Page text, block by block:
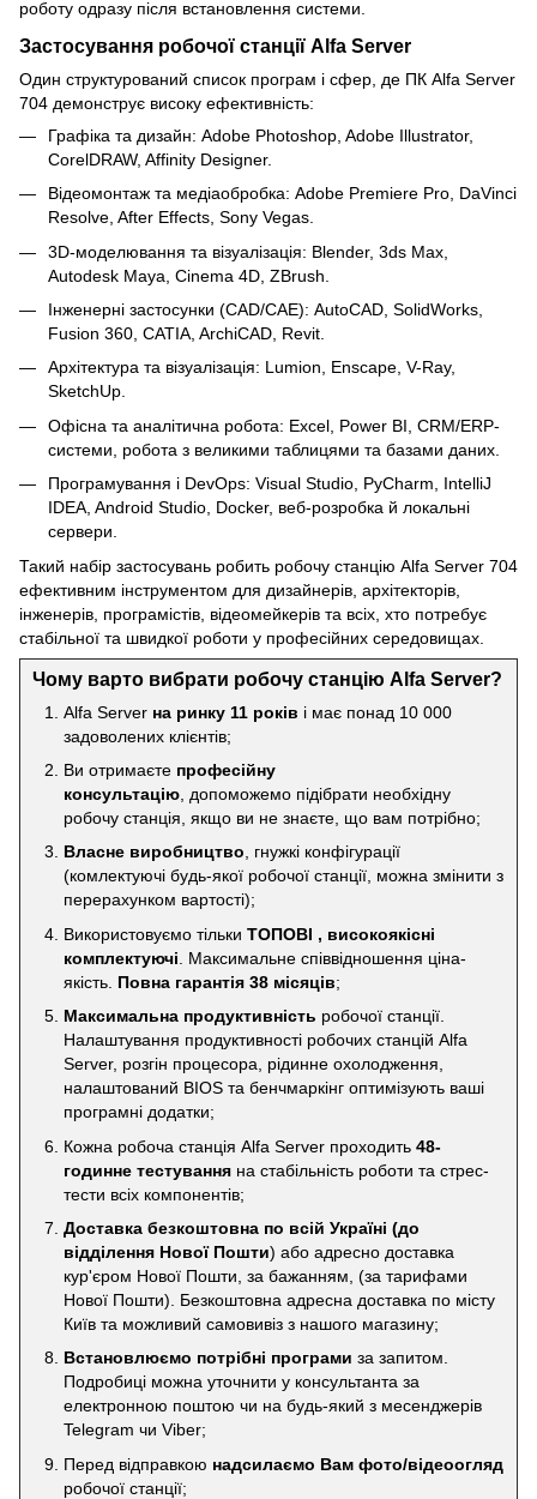
роботу одразу після встановлення системи.
Застосування робочої станції Alfa Server
Один структурований список програм і сфер, де ПК Alfa Server
704 демонструє високу ефективність:
Графіка та дизайн: Adobe Photoshop, Adobe Illustrator,
CorelDRAW, Affinity Designer.
Відеомонтаж та медіаобробка: Adobe Premiere Pro, DaVinci
Resolve, After Effects, Sony Vegas.
3D-моделювання та візуалізація: Blender, 3ds Max,
Autodesk Maya, Cinema 4D, ZBrush.
Інженерні застосунки (CAD/CAE): AutoCAD, SolidWorks,
Fusion 360, CATIA, ArchiCAD, Revit.
Архітектура та візуалізація: Lumion, Enscape, V-Ray,
SketchUp.
Офісна та аналітична робота: Excel, Power BI, CRM/ERP-
системи, робота з великими таблицями та базами даних.
Програмування і DevOps: Visual Studio, PyCharm, IntelliJ
IDEA, Android Studio, Docker, веб-розробка й локальні
сервери.
Такий набір застосувань робить робочу станцію Alfa Server 704
ефективним інструментом для дизайнерів, архітекторів,
інженерів, програмістів, відеомейкерів та всіх, хто потребує
стабільної та швидкої роботи у професійних середовищах.
Чому варто вибрати робочу станцію Alfa Server?
Alfa Server на ринку 11 років і має понад 10 000
задоволених клієнтів;
Ви отримаєте професійну
консультацію , допоможемо підібрати необхідну
робочу станція, якщо ви не знаєте, що вам потрібно;
Власне виробництво, гнужкі конфігурації
(комлектуючі будь-якої робочої станції, можна змінити з
перерахунком вартості);
Використовуємо тільки ТОПОВІ , високоякісні
комплектуючі . Максимальне співвідношення ціна-
якість. Повна гарантія 38 місяців;
Максимальна продуктивність робочої станції.
Налаштування продуктивності робочих станцій Alfa
Server, розгін процесора, рідинне охолодження,
налаштований BIOS та бенчмаркінг оптимізують ваші
програмні додатки;
Кожна робоча станція Alfa Server проходить 48-
годинне тестування на стабільність роботи та стрес-
тести всіх компонентів;
Доставка безкоштовна по всій Україні (до
відділення Нової Пошти) або адресно доставка
кур'єром Нової Пошти, за бажанням, (за тарифами
Нової Пошти). Безкоштовна адресна доставка по місту
Київ та можливий самовивіз з нашого магазину;
Встановлюємо потрібні програми за запитом.
Подробиці можна уточнити у консультанта за
електронною поштою чи на будь-який з месенджерів
Telegram чи Viber;
Перед відправкою надсилаємо Вам фото/відеоогляд
робочої станції;